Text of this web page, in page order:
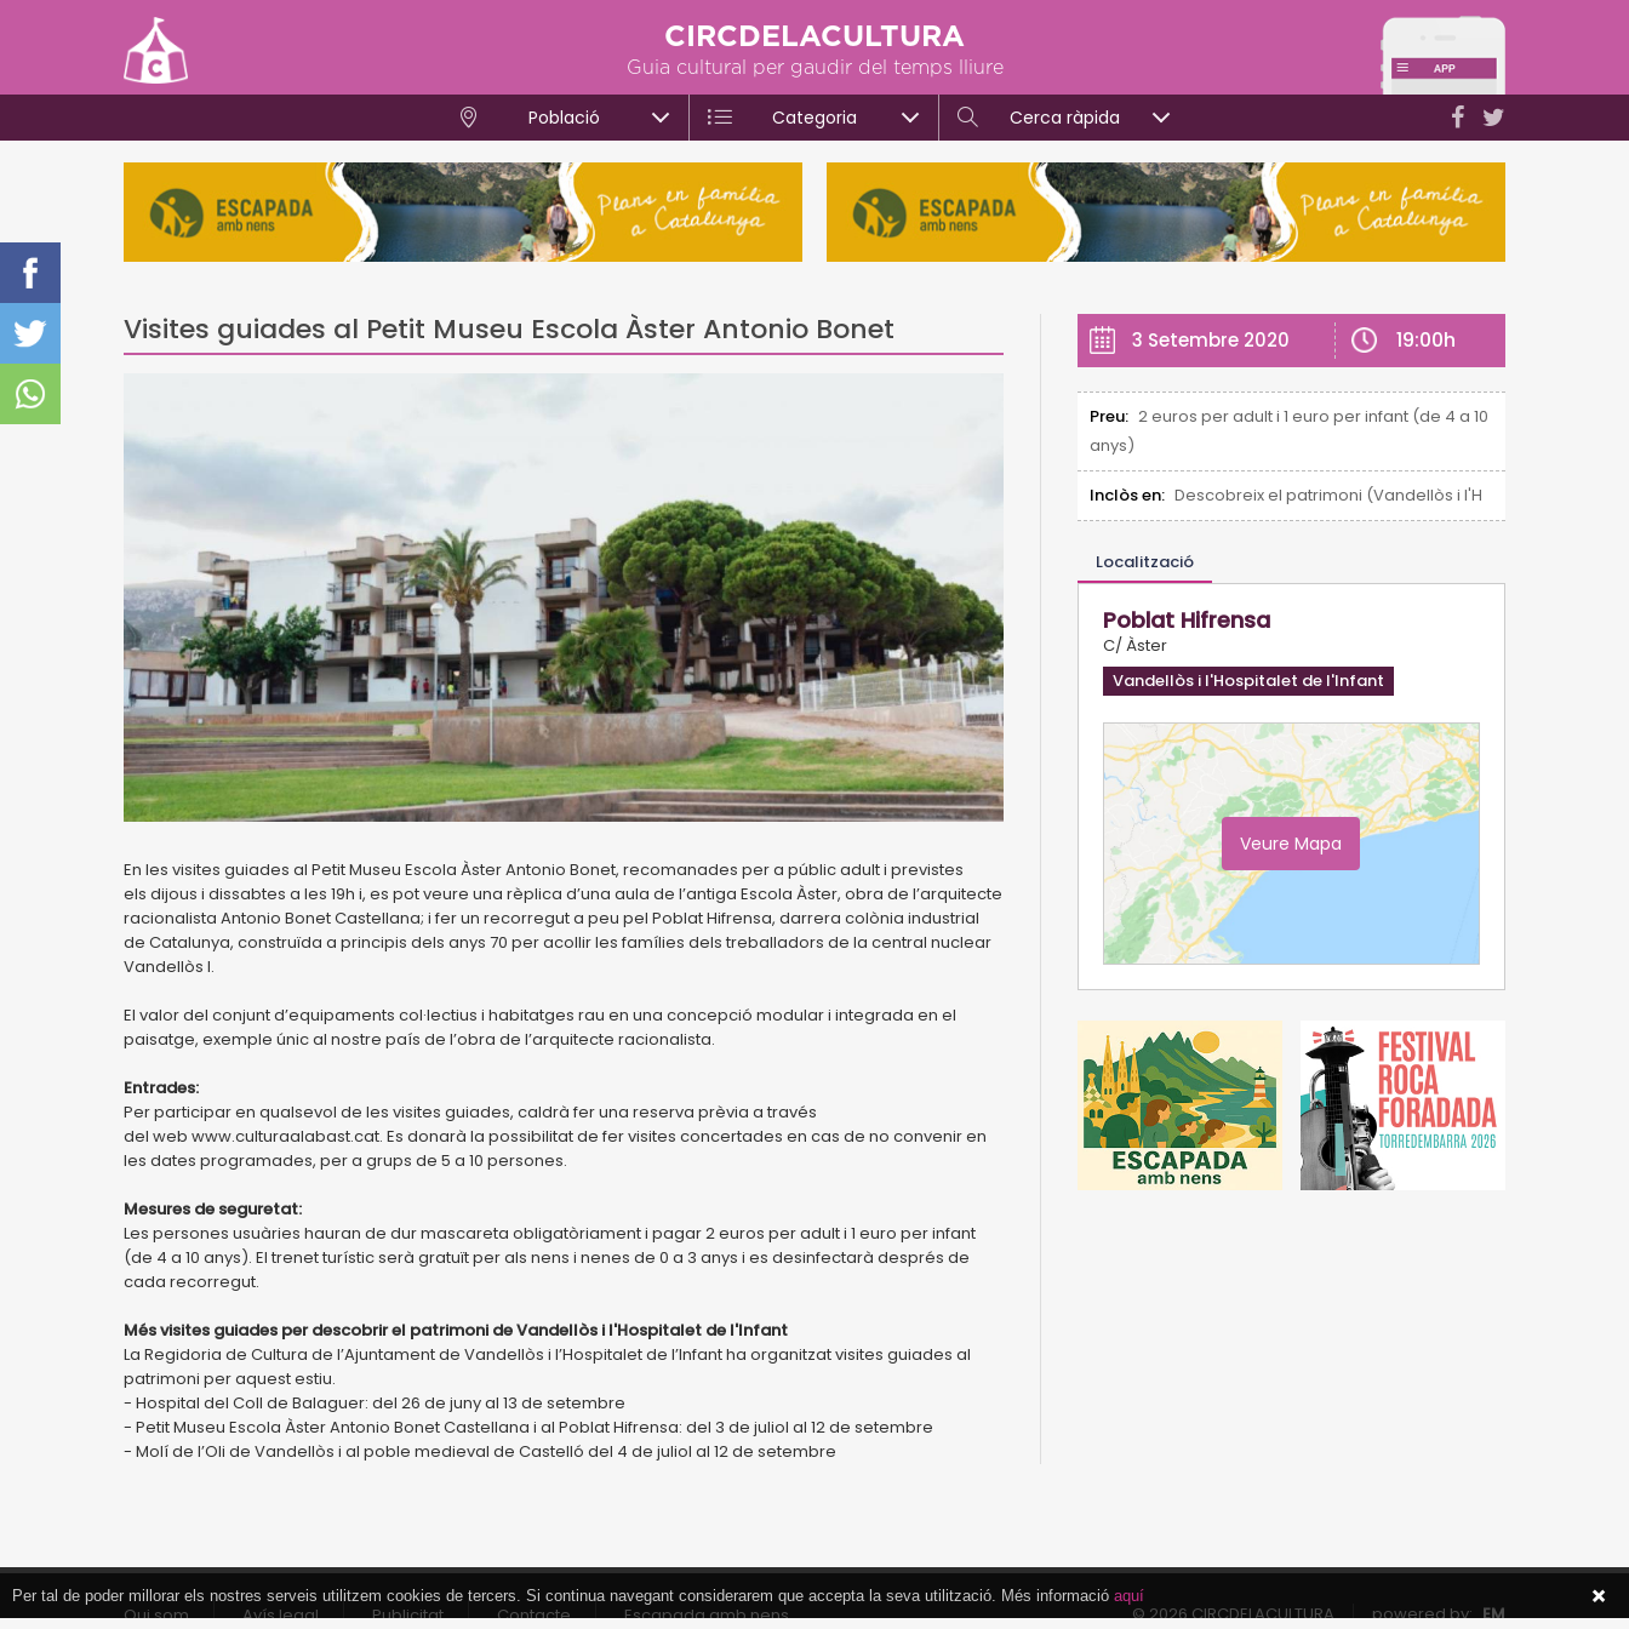
CIRCDELACULTURA
Guia cultural per gaudir del temps lliure
Població Categoria Cerca ràpida
Visites guiades al Petit Museu Escola Àster Antonio Bonet
En les visites guiades al Petit Museu Escola Àster Antonio Bonet, recomanades per a públic adult i previstes
els dijous i dissabtes a les 19h i, es pot veure una rèplica d’una aula de l’antiga Escola Àster, obra de l’arquitecte
racionalista Antonio Bonet Castellana; i fer un recorregut a peu pel Poblat Hifrensa, darrera colònia industrial
de Catalunya, construïda a principis dels anys 70 per acollir les famílies dels treballadors de la central nuclear
Vandellòs I.
El valor del conjunt d’equipaments col·lectius i habitatges rau en una concepció modular i integrada en el
paisatge, exemple únic al nostre país de l’obra de l’arquitecte racionalista.
Entrades:
Per participar en qualsevol de les visites guiades, caldrà fer una reserva prèvia a través
del web www.culturaalabast.cat. Es donarà la possibilitat de fer visites concertades en cas de no convenir en
les dates programades, per a grups de 5 a 10 persones.
Mesures de seguretat:
Les persones usuàries hauran de dur mascareta obligatòriament i pagar 2 euros per adult i 1 euro per infant
(de 4 a 10 anys). El trenet turístic serà gratuït per als nens i nenes de 0 a 3 anys i es desinfectarà després de
cada recorregut.
Més visites guiades per descobrir el patrimoni de Vandellòs i l'Hospitalet de l'Infant
La Regidoria de Cultura de l’Ajuntament de Vandellòs i l’Hospitalet de l’Infant ha organitzat visites guiades al
patrimoni per aquest estiu.
- Hospital del Coll de Balaguer: del 26 de juny al 13 de setembre
- Petit Museu Escola Àster Antonio Bonet Castellana i al Poblat Hifrensa: del 3 de juliol al 12 de setembre
- Molí de l’Oli de Vandellòs i al poble medieval de Castelló del 4 de juliol al 12 de setembre
3 Setembre 2020 19:00h
Preu: 2 euros per adult i 1 euro per infant (de 4 a 10
anys)
Inclòs en: Descobreix el patrimoni (Vandellòs i l'Hospitalet de
Localització
Poblat Hifrensa
C/ Àster
Vandellòs i l'Hospitalet de l'Infant
Veure Mapa
Qui som Avís legal Publicitat Contacte Escapada amb nens © 2026 CIRCDELACULTURA powered by: EM
Per tal de poder millorar els nostres serveis utilitzem cookies de tercers. Si continua navegant considerarem que accepta la seva utilització. Més informació aquí
Tancar